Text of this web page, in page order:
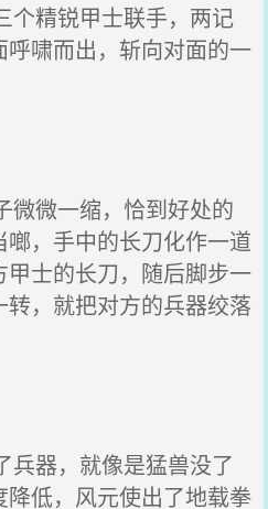
精锐甲士联手，两记
啸而出，斩向对面的一
微一缩，恰到好处的
，手中的长刀化作一道
士的长刀，随后脚步一
，就把对方的兵器绞落
器，就像是猛兽没了
低，风元使出了地载拳